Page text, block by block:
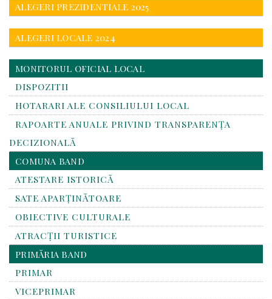
ALEGERI PREZIDENTIALE 2025
ALEGERI LOCALE 2024
MONITORUL OFICIAL LOCAL
DISPOZITII
HOTARARI ALE CONSILIULUI LOCAL
RAPOARTE ANUALE PRIVIND TRANSPARENŢA
DECIZIONALĂ
COMUNA BAND
ATESTARE ISTORICĂ
SATE APARȚINĂTOARE
OBIECTIVE CULTURALE
ATRACȚII TURISTICE
PRIMĂRIA BAND
PRIMAR
VICEPRIMAR